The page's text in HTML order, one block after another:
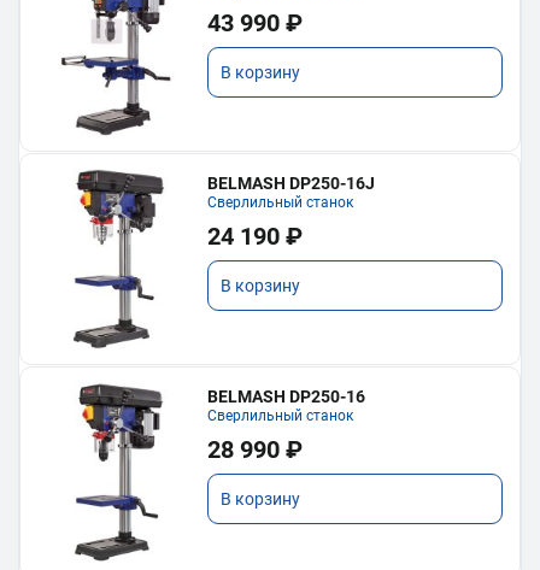
43 990 ₽
В корзину
BELMASH DP250-16J
Сверлильный станок
24 190 ₽
В корзину
BELMASH DP250-16
Сверлильный станок
28 990 ₽
В корзину